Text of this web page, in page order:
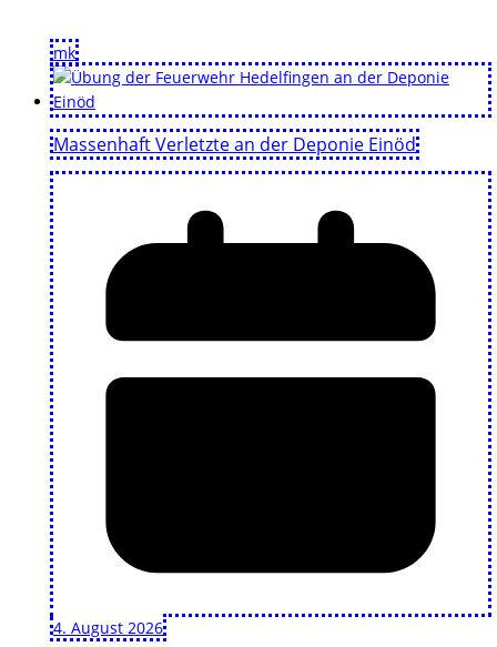
mk
Massenhaft Verletzte an der Deponie Einöd
4. August 2026